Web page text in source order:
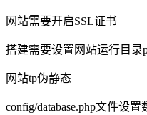
网站需要开启SSL证书
搭建需要设置网站运行目录
网站tp伪静态
config/database.php文件设置